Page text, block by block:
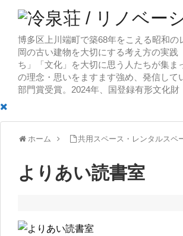
博多区上川端町で築68年をこえる昭和の
岡の古い建物を大切にする考え方の実
ち」「文化」を大切に思う人たちが集
の理念・思いをますます強め、発信し
部門賞受賞。2024年、国登録有形文化
ホーム 共用スペース・レンタルスペ
よりあい読書室